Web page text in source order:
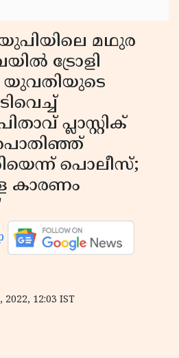
യുപിയിലെ മഥുര
ട്രോളി
യുവതിയുടെ
പ്ലാസ്റ്റിക്
പൊലീസ്;
കാരണം
2022, 12:03 IST